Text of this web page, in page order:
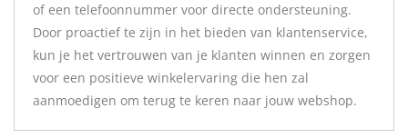
of een telefoonnummer voor directe ondersteuning.
Door proactief te zijn in het bieden van klantenservice,
kun je het vertrouwen van je klanten winnen en zorgen
voor een positieve winkelervaring die hen zal
aanmoedigen om terug te keren naar jouw webshop.